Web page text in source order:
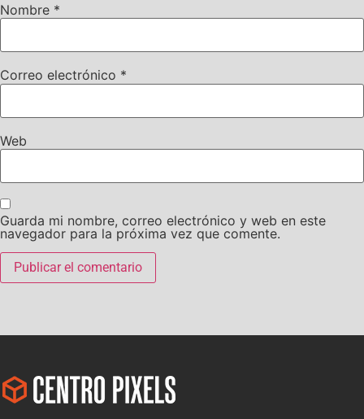
Nombre *
Correo electrónico *
Web
Guarda mi nombre, correo electrónico y web en este
navegador para la próxima vez que comente.